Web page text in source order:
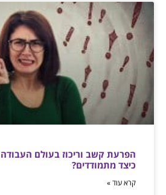
הפרעת קשב וריכוז בעולם העבודה
כיצד מתמודדים?
קרא עוד »